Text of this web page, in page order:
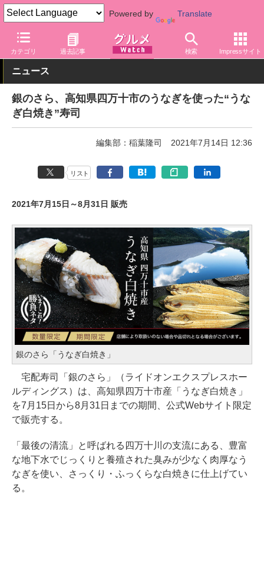
Powered by Translate
カテゴリ 過去記事 検索 Impressサイト
グルメ Watch サービス デリバリー
ニュース
銀のさら、高知県四万十市のうなぎを使った“うな
ぎ白焼き”寿司
編集部：稲葉隆司 2021年7月14日 12:36
リスト
2021年7月15日～8月31日 販売
銀のさら「うなぎ白焼き」
宅配寿司「銀のさら」（ライドオンエクスプレスホー
ルディングス）は、高知県四万十市産「うなぎ白焼き」
を7月15日から8月31日までの期間、公式Webサイト限定
で販売する。
「最後の清流」と呼ばれる四万十川の支流にある、豊富
な地下水でじっくりと養殖された臭みが少なく肉厚なう
なぎを使い、さっくり・ふっくらな白焼きに仕上げてい
る。